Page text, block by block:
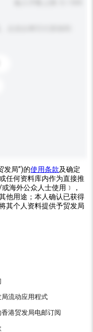
发局”)的使用条款及确定
任何资料库内作为直接推
海外公众人士使用﹞，
他用途；本人确认已获得
其个人资料提供予贸发局
流动应用程式
港贸发局电邮订阅